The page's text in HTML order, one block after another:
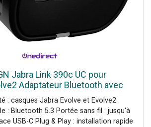
Jabra Link 390c UC pour
Adaptateur Bluetooth avec
USB-C et conformité UC conçu
connexion stable entre votre
: casques Jabra Evolve et Evolve2
: Bluetooth 5.3 Portée sans fil : jusqu'à
USB-C Plug & Play : installation rapide